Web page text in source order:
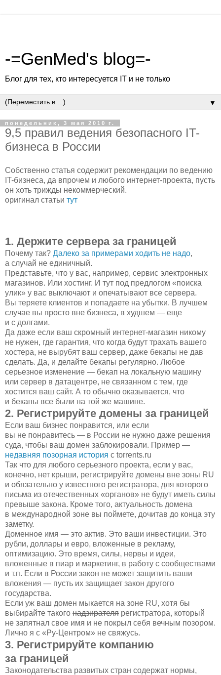
-=GenMed's blog=-
Блог для тех, кто интересуется IT и не только
▼
понедельник, 3 мая 2010 г.
9,5 правил ведения безопасного IT-
бизнеса в России
Собственно статья содержит рекомендации по ведению
IT-бизнеса, да впрочем и любого интернет-проекта, пусть
он хоть трижды некоммерческий.
оригинал статьи тут
1. Держите сервера за границей
Почему так? Далеко за примерами ходить не надо,
а случай не единичный.
Представьте, что у вас, например, сервис электронных
магазинов. Или хостинг. И тут под предлогом «поиска
улик» у вас выключают и опечатывают все сервера.
Вы теряете клиентов и попадаете на убытки. В лучшем
случае вы просто вне бизнеса, в худшем — еще
и с долгами.
Да даже если ваш скромный интернет-магазин никому
не нужен, где гарантия, что когда будут трахать вашего
хостера, не вырубят ваш сервер, даже бекапы не дав
сделать. Да, и делайте бекапы регулярно. Любое
серьезное изменение — бекап на локальную машину
или сервер в датацентре, не связанном с тем, где
хостится ваш сайт. А то обычно оказывается, что
и бекапы все были на той же машине.
2. Регистрируйте домены за границей
Если ваш бизнес понравится, или если
вы не понравитесь — в России не нужно даже решения
суда, чтобы ваш домен заблокировали. Пример —
недавняя позорная история с torrents.ru
Так что для любого серьезного проекта, если у вас,
конечно, нет крыши, регистрируйте домены вне зоны RU
и обязательно у известного регистратора, для которого
письма из отечественных «органов» не будут иметь силы
превыше закона. Кроме того, актуальность домена
в международной зоне вы поймете, дочитав до конца эту
заметку.
Доменное имя — это актив. Это ваши инвестиции. Это
рубли, доллары и евро, вложенные в рекламу,
оптимизацию. Это время, силы, нервы и идеи,
вложенные в пиар и маркетинг, в работу с сообществами
и т.п. Если в России закон не может защитить ваши
вложения — пусть их защищает закон другого
государства.
Если уж ваш домен мыкается на зоне RU, хотя бы
выбирайте такого надзирателя регистратора, который
не запятнал свое имя и не покрыл себя вечным позором.
Лично я с «Ру-Центром» не свяжусь.
3. Регистрируйте компанию
за границей
Законодательства развитых стран содержат нормы,